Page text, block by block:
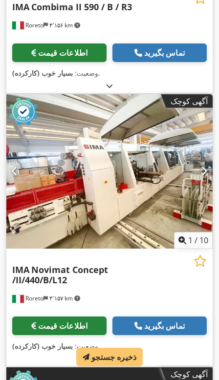
Roreto ۴٬۱۵۶ km
IMA Combima II 590 / B / R3
اطلاعات قیمت تماس بگیرید
وضعیت: بسیار خوب (کارکرده) ,
آگهی کوچک
1 / 10
Roreto ۴٬۱۵۷ km
IMA Novimat Concept
/II/440/B/L12
اطلاعات قیمت تماس بگیرید
وضعیت: بسیار خوب (کارکرده) ,
آگهی کوچک
ذخیره جستجو